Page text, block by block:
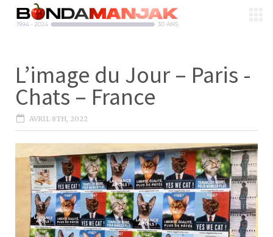
L’image du Jour – Paris -
Chats – France
AVRIL 8TH, 2022